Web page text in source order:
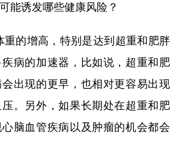
能诱发哪些健康风险？
重的增高，特别是达到超重和肥胖
病的加速器，比如说，超重和肥
出现的更早，也相对更容易出现
。另外，如果长期处在超重和肥
脑血管疾病以及肿瘤的机会都会